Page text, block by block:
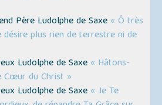
Père Ludolphe de Saxe « Ô très
désire plus rien de terrestre ni de
Ludolphe de Saxe « Hâtons-
Cœur du Christ »
Ludolphe de Saxe « Je Te